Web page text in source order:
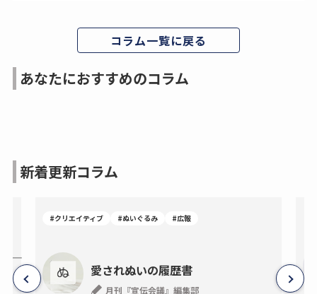
コラム一覧に戻る
あなたにおすすめのコラム
新着更新コラム
#クリエイティブ #ぬいぐるみ #広報
愛されぬいの履歴書
月刊『宣伝会議』編集部